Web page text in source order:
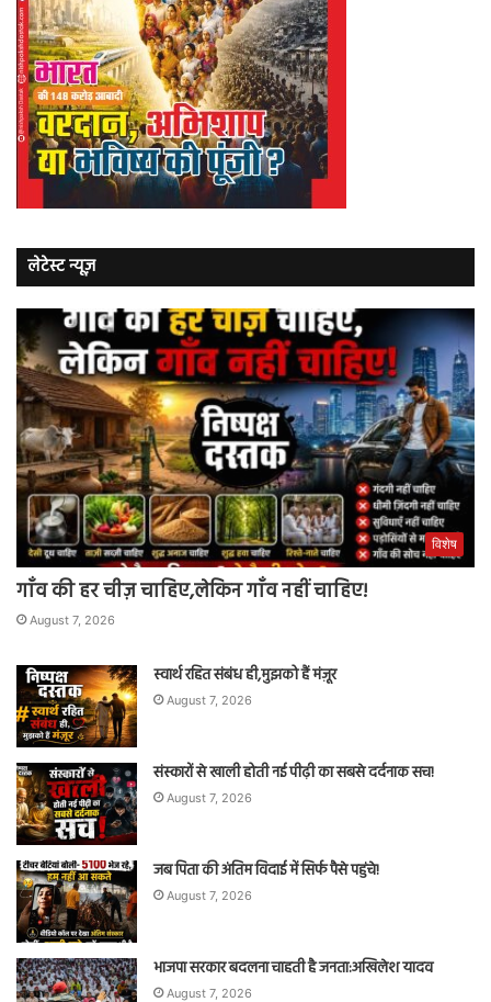
लेटेस्ट न्यूज़
विशेष
गाँव की हर चीज़ चाहिए,लेकिन गाँव नहीं चाहिए!
August 7, 2026
स्वार्थ रहित संबंध ही,मुझको हैं मंज़ूर
August 7, 2026
संस्कारों से खाली होती नई पीढ़ी का सबसे दर्दनाक सच!
August 7, 2026
जब पिता की अंतिम विदाई में सिर्फ पैसे पहुंचे!
August 7, 2026
भाजपा सरकार बदलना चाहती है जनता:अखिलेश यादव
August 7, 2026